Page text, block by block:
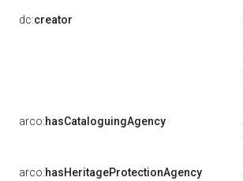
dc:creator
arco:hasCataloguingAgency
arco:hasHeritageProtectionAgency